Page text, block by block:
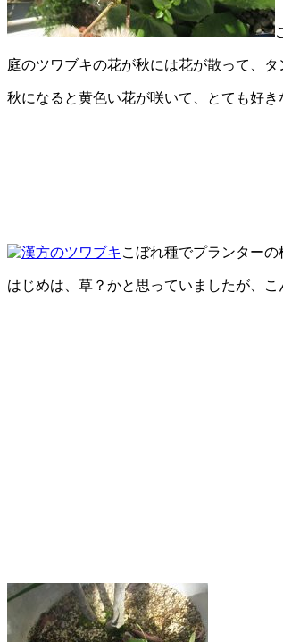
庭のツワブキの花が秋には花が散って、
秋になると黄色い花が咲いて、とても好
こぼれ種でプランター
はじめは、草？かと思っていましたが、こ